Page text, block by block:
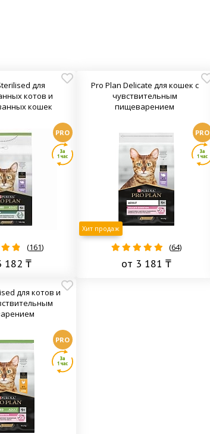
для
котов и
кошек
PRO
(161)
182 ₸
Pro Plan Delicate для кошек с
чувствительным
пищеварением
PRO
Хит продаж
(64)
от 3 181 ₸
для котов и
PRO